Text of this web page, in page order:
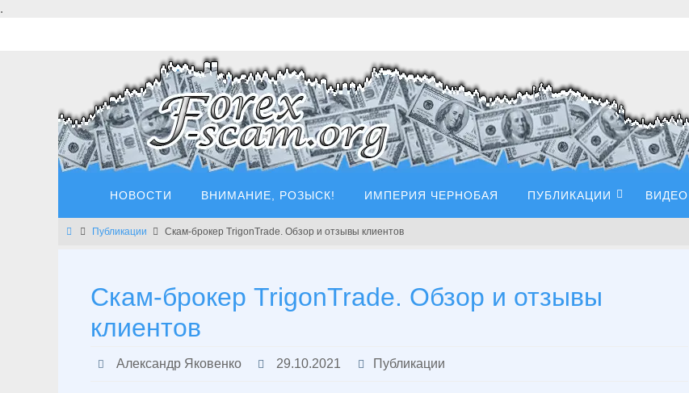
.
НОВОСТИ ВНИМАНИЕ, РОЗЫСК! ИМПЕРИЯ ЧЕРНОБАЯ ПУБЛИКАЦИИ ВИДЕО
Главная
Публикации Скам-брокер TrigonTrade. Обзор и отзывы клиентов
Скам-брокер TrigonTrade. Обзор и отзывы
клиентов
Александр Яковенко 29.10.2021 Публикации